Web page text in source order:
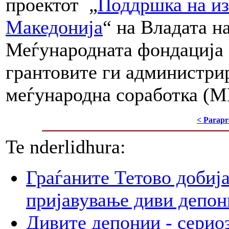
проектот „Поддршка на
Македонија“ на Владата
Меѓународната
грантовите ги
меѓународна соработка
<
Te nderlidhura:
Граѓаните Тетово
пријавување диви
Дивите депонии -